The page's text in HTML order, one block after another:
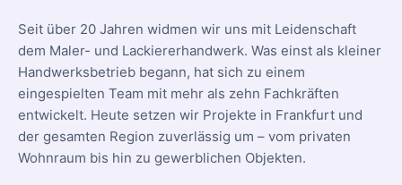
Seit über 20 Jahren widmen wir uns mit Leidenschaft
dem Maler- und Lackiererhandwerk. Was einst als kleiner
Handwerksbetrieb begann, hat sich zu einem
eingespielten Team mit mehr als zehn Fachkräften
entwickelt. Heute setzen wir Projekte in Frankfurt und
der gesamten Region zuverlässig um – vom privaten
Wohnraum bis hin zu gewerblichen Objekten.